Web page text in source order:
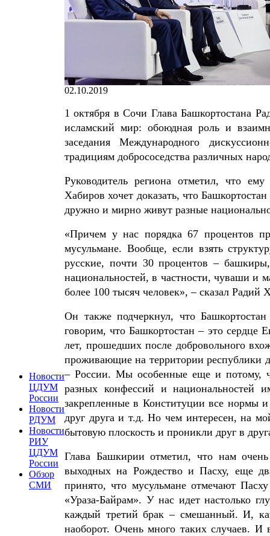
Новости
ЦДУМ
России
Новости
РДУМ
Новости
РИУ
ЦДУМ
России
Обзор
СМИ
02.10.2019
1 октября в Сочи Глава Башкортостана
исламский мир: обоюдная роль и
заседания Международного
традициям добрососедства различных
Руководитель региона отметил, что
Хабиров хочет доказать, что
дружно и мирно живут разные
«Причем у нас порядка 67 процентов
мусульмане. Вообще, если взять
русские, почти 30 процентов –
национальностей, в частности, чуваши и
более 100 тысяч человек», – сказал Радий
Он также подчеркнул, что
говорим, что Башкортостан – это
лет, прошедших после добровольного
проживающие на территории республики
– России. Мы особенные еще и потому,
разных конфессий и национальностей
закрепленные в Конституции все нормы
друг друга и т.д. Но чем интересен, на
бытовую плоскость и проникли друг в
Глава Башкирии отметил, что нам
выходных на Рождество и Пасху, еще
принято, что мусульмане отмечают
«Ураза-Байрам». У нас идет настолько
каждый третий брак – смешанный. И,
наоборот. Очень много таких случаев.